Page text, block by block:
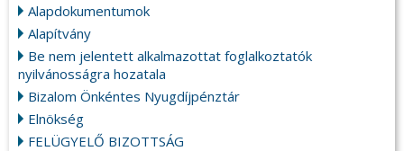
Alapdokumentumok
Alapítvány
Be nem jelentett alkalmazottat foglalkoztatók
nyilvánosságra hozatala
Bizalom Önkéntes Nyugdíjpénztár
Elnökség
FELÜGYELŐ BIZOTTSÁG